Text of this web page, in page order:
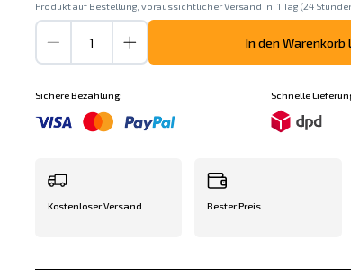
Produkt auf Bestellung, voraussichtlicher Versand in: 1 Tag (24
In den Warenkorb
Sichere Bezahlung: Schnelle
Kostenloser Versand Bester Preis